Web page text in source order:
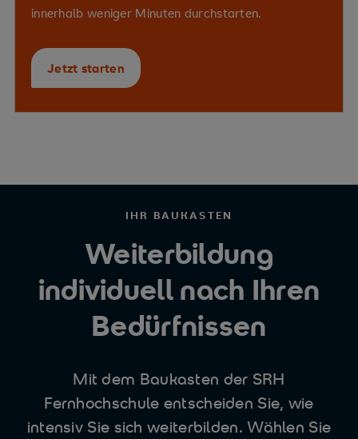
innerhalb weniger Minuten durchstarten.
Jetzt starten
IHR BAUKASTEN
Weiterbildung
individuell nach Ihren
Bedürfnissen
Mit dem Baukasten der SRH
Fernhochschule entscheiden Sie, wie
intensiv Sie sich weiterbilden. Wählen Sie